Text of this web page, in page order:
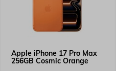
Apple iPhone 17 Pro Max
256GB Cosmic Orange